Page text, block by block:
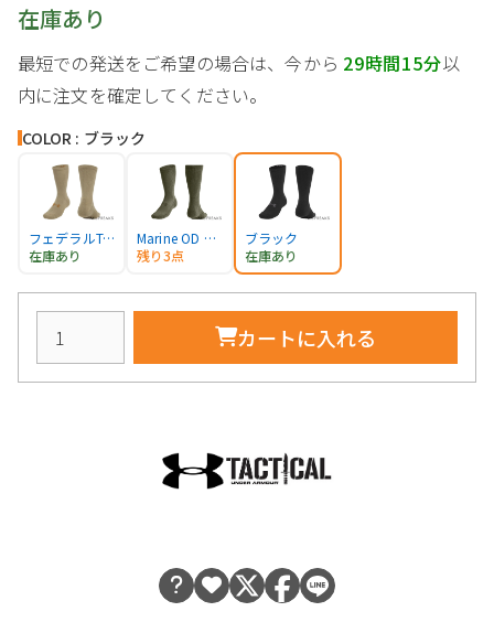
在庫あり
最短での発送をご希望の場合は、今から 29時間15分以
内に注文を確定してください。
COLOR : ブラック
フェデラルTAN
在庫あり
Marine OD Green
残り3点
ブラック
在庫あり
カートに入れる